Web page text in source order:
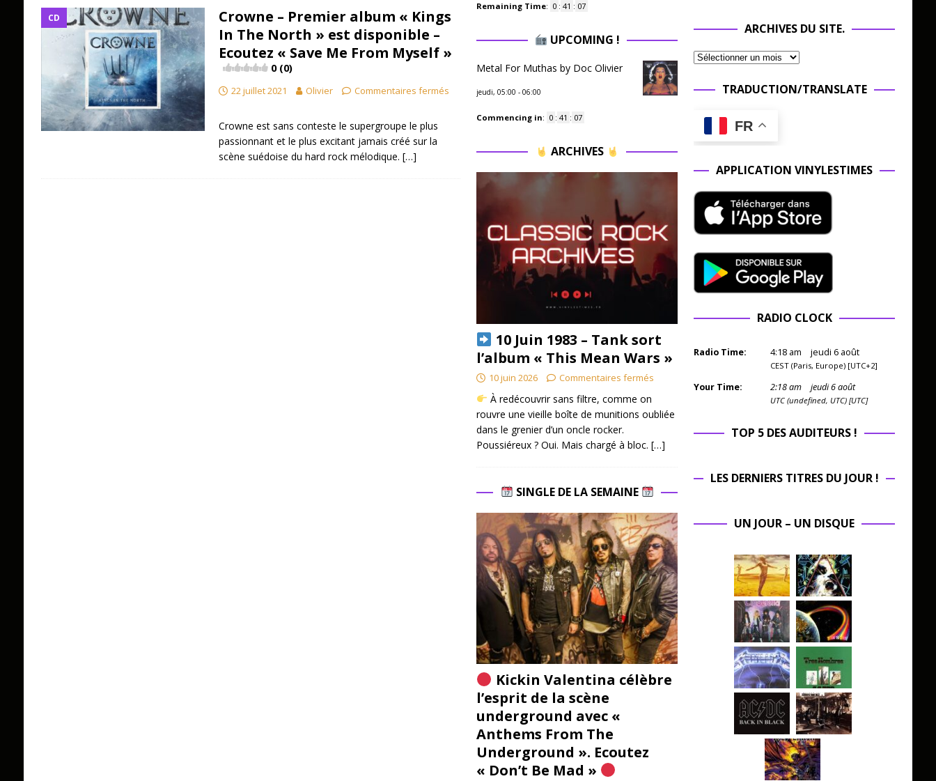
CD
Crowne – Premier album « Kings
In The North » est disponible –
Ecoutez « Save Me From Myself »
0 (0)
22 juillet 2021 Olivier Commentaires fermés
Crowne est sans conteste le supergroupe le plus
passionnant et le plus excitant jamais créé sur la
scène suédoise du hard rock mélodique. […]
Remaining Time: 0 : 41 : 06
UPCOMING !
Metal For Muthas by Doc Olivier
jeudi, 05:00 - 06:00
Commencing in: 0 : 41 : 06
ARCHIVES
10 Juin 1983 – Tank sort
l’album « This Mean Wars »
10 juin 2026 Commentaires fermés
À redécouvrir sans filtre, comme on
rouvre une vieille boîte de munitions oubliée
dans le grenier d’un oncle rocker.
Poussiéreux ? Oui. Mais chargé à bloc. […]
SINGLE DE LA SEMAINE
Kickin Valentina célèbre
l’esprit de la scène
underground avec «
Anthems From The
Underground ». Ecoutez
« Don’t Be Mad »
ARCHIVES DU SITE.
TRADUCTION/TRANSLATE
FR
APPLICATION VINYLESTIMES
RADIO CLOCK
Radio Time: 4:18 am jeudi 6 août
CEST (Paris, Europe) [UTC+2]
Your Time: 2:18am jeudi 6 août
UTC (undefined, UTC) [UTC]
TOP 5 DES AUDITEURS !
LES DERNIERS TITRES DU JOUR !
UN JOUR – UN DISQUE